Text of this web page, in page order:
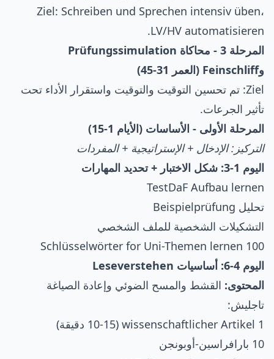
Ziel: Schreiben und Sprechen intensiv üben،
LV/HV automatisieren.
المرحلة 3 - محاكاة Prüfungssimulation
وFeinschliff (العمر 31-45)
Ziel: تم تحسين التوقيت والتوقيت واستقرار الأداء تحت
تأثير الجرعات.
المرحلة الأولى - الأساسات (الأيام 1-15)
التركيز: الإدخال + الإستراتيجية + المفردات
اليوم 1-3: شكل الاختبار + تحديد المهارات
TestDaF Aufbau lernen
تحليل Beispielprüfung
التشكيلات الشخصية للملف الشخصي
100 Schlüsselwörter for Uni-Themen lernen
اليوم 4-6: أساسيات Leseverstehen
المحتوى: القشط والمسح الضوئي وإعادة الصياغة
تاجليش:
1 wissenschaftlicher Artikel (10-15 دقيقة)
10 بارافراسين-أوبونجن